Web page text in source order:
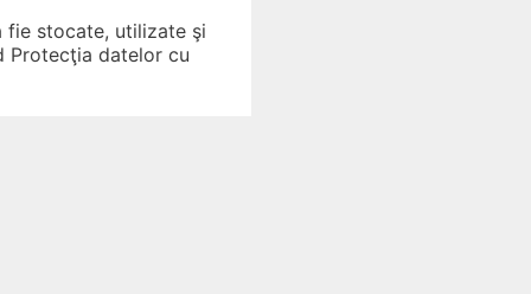
fie stocate, utilizate şi
Protecţia datelor cu